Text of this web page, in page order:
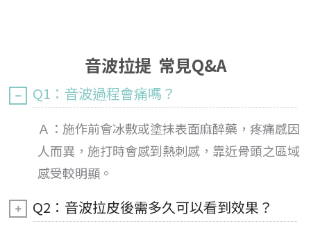
音波拉提 常見Q&A
Q1：音波過程會痛嗎？
Ａ：施作前會冰敷或塗抹表面麻醉藥，疼痛感因
人而異，施打時會感到熱刺感，靠近骨頭之區域
感受較明顯。
Q2：音波拉皮後需多久可以看到效果？